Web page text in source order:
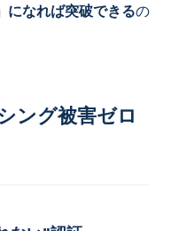
になれば突破できるの
ング被害ゼロ